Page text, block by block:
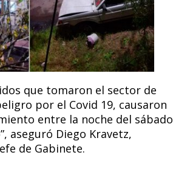
que tomaron el sector de
por el Covid 19, causaron
entre la noche del sábado
aseguró Diego Kravetz,
de Gabinete.